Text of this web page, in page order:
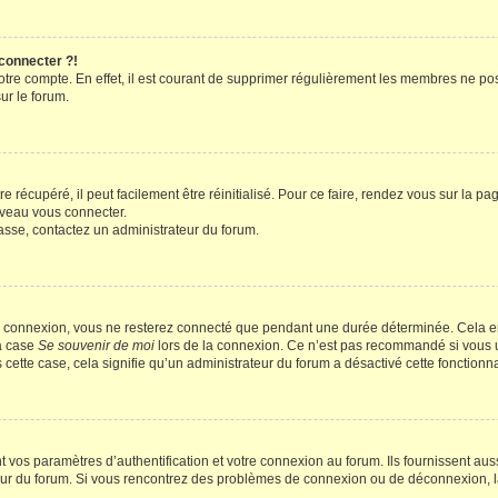
?!
compte. En effet, il est courant de supprimer régulièrement les membres ne
le forum.
récupéré, il peut facilement être réinitialisé. Pour ce faire, rendez vous sur la
vous connecter.
contactez un administrateur du forum.
vous ne resterez connecté que pendant une durée déterminée. Cela
case Se souvenir de moi lors de la connexion. Ce n’est pas recommandé si
case, cela signifie qu’un administrateur du forum a désactivé cette
paramètres d’authentification et votre connexion au forum. Ils fournissent
du forum. Si vous rencontrez des problèmes de connexion ou de